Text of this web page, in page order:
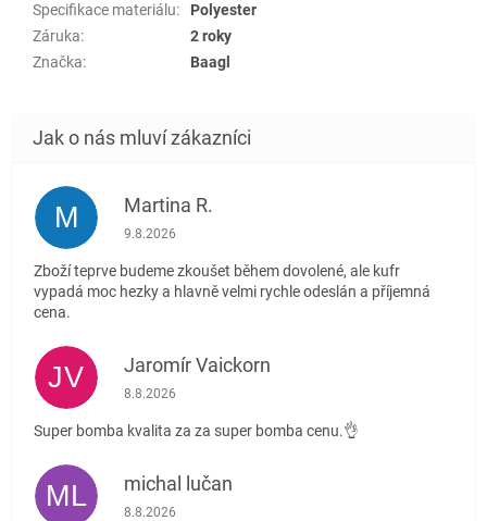
Specifikace materiálu:
Polyester
Záruka:
2 roky
Značka: Baagl
M Martina R.
Hodnocení obchodu je 5 z 5 hvězdiček.
9.8.2026
Zboží teprve budeme zkoušet během dovolené, ale kufr
vypadá moc hezky a hlavně velmi rychle odeslán a příjemná
cena.
JV Jaromír Vaickorn
Hodnocení obchodu je 5 z 5 hvězdiček.
8.8.2026
Super bomba kvalita za za super bomba cenu.👌
ML michal lučan
Hodnocení obchodu je 5 z 5 hvězdiček.
8.8.2026